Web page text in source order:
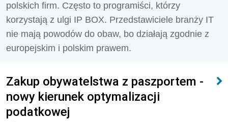
polskich firm. Często to programiści, którzy
korzystają z ulgi IP BOX. Przedstawiciele branży IT
nie mają powodów do obaw, bo działają zgodnie z
europejskim i polskim prawem.
Zakup obywatelstwa z paszportem -
nowy kierunek optymalizacji
podatkowej